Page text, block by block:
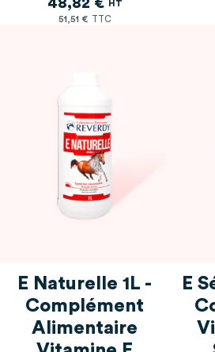
51,51 €
48,82 €
E Naturelle 1L -
Complément
Alimentaire
E